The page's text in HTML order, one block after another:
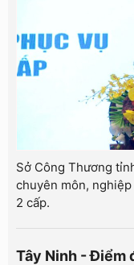
Sở Công Thương
chuyên môn,
2 cấp.
Tây Ninh - Điểm